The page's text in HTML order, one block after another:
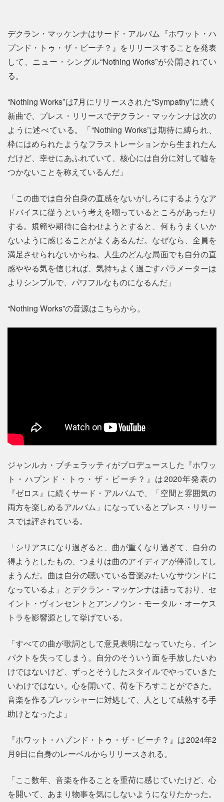
デクラン・マッケンナはサード・アルバム『ホワット・ハ
プンド・トゥ・ザ・ビーチ？』をリリースすることを発表
して、ニュー・シングル“Nothing Works”が公開されてい
る。
“Nothing Works”は7月にリリースされた“Sympathy”に続く
新曲で、プレス・リリースでデクラン・マッケンナは次の
ように述べている。「“Nothing Works”は期待に縛られ、
枠にはめられたようなフラストレーションから生まれたん
だけど、幸せにあふれていて、核心には自分に対して嘘を
つかないことを称えているんだ」
「この曲では自分自身の直感をないがしろにするようなア
ドバイスに従うという考えを嘲っているところがあったり
する。規範や期待に合わせようとすると、何もうまくいか
ないように感じることがよくあるんだ。なぜなら、全員を
満足させられないからね。人生のどんな局面でも自分の直
感ややる気を信じれば、気持ちよく過ごすパラメーターは
よりシンプルで、パワフルなものになるんだ」
“Nothing Works”の音源はこちらから。
ジャンルカ・ブチェラッティがプロデュースした『ホワッ
ト・ハプンド・トゥ・ザ・ビーチ？』は2020年発表の
『ゼロス』に続くサード・アルバムで、「空間と雰囲気の
両方を楽しめるアルバム」になっているとプレス・リリー
スでは評されている。
「シリアスになり過ぎると、曲が重くなり過ぎて、自分の
得ようとしたもの、つまりは曲のアイディアが停滞してし
まうんだ。曲は自分の聴いている音楽みたいなサウンドに
なっているよ」とデクラン・マッケンナは語っており、セ
イント・ヴィンセントとアンノウン・モータル・オーケス
トラを影響源として挙げている。
「すべての曲が歌詞として意見表明になっていたら、イン
パクトを失ってしまう。自分のそういう面を手放したいわ
けではないけど、ずっとそうしたスタイルでやっていきた
いわけではない。心を開いて、荷を下ろすことができた。
音楽を作るプレッシャーに対処して、人として成熟する手
助けとなったよ」
『ホワット・ハプンド・トゥ・ザ・ビーチ？』は2024年2
月9日に自身のレーベルからリリースされる。
「ここ数年、音楽を作ることを重荷に感じていたけど、心
を開いて、あまり物事を気にしないようになりたかった。